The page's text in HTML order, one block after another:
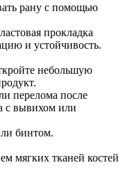
рану с помощью
прокладка
и устойчивость.
небольшую
перелома после
с вывихом или
бинтом.
мягких тканей костей